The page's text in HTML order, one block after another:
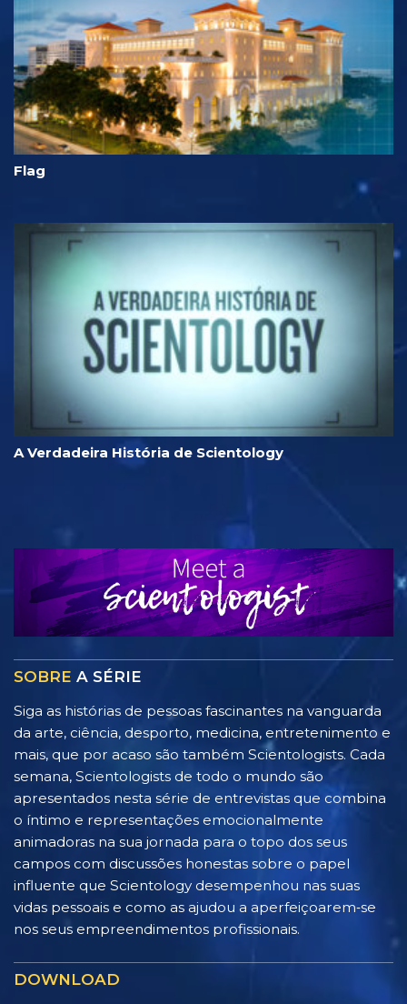
Flag
A Verdadeira História de Scientology
SOBRE A SÉRIE
Siga as histórias de pessoas fascinantes na vanguarda
da arte, ciência, desporto, medicina, entretenimento e
mais, que por acaso são também Scientologists. Cada
semana, Scientologists de todo o mundo são
apresentados nesta série de entrevistas que combina
o íntimo e representações emocionalmente
animadoras na sua jornada para o topo dos seus
campos com discussões honestas sobre o papel
influente que Scientology desempenhou nas suas
vidas pessoais e como as ajudou a aperfeiçoarem‑se
nos seus empreendimentos profissionais.
DOWNLOAD